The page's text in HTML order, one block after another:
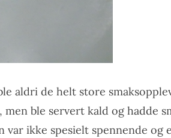
aldri de helt store
ble servert kald og hadde
ikke spesielt spennende og